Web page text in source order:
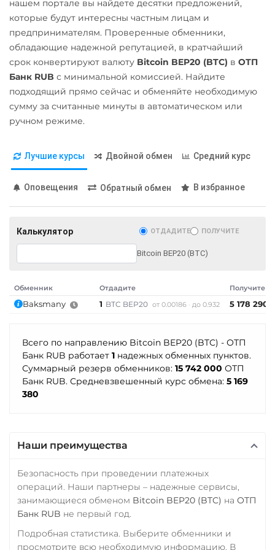
CRO
RONIN
Zcash (ZEC)
Pol (ex-MATIC)
POL
Qtum
Ravencoin (RVN)
Ripple (XRP)
Solana (SOL)
Tether (USDT)
SOL
CRONOS
ARB
AVAXC
OP
TON NEAR APT
ERC20 TRC20
BEP20
ВТБ Банк RUB
Газпромбанк RUB
Евразийский Банк KZT
ЕРИП Расчет BYN
Карта Unionpay CNY
Любой банк
KZT
CNY THB
BYN
CAD
HKD PLN
INR
NZD
KRW
RON
Ощадбанк UAH
Почта Банк RUB
Промсвязьбанк RUB
Райффайзен
RUB UAH
Росбанк RUB
нашем портале вы найдете десятки предложений,
которые будут интересны частным лицам и
предпринимателям. Проверенные обменники,
обладающие надежной репутацией, в кратчайший
срок конвертируют валюту Bitcoin BEP20 (BTC) в ОТП
Банк RUB с минимальной комиссией. Найдите
подходящий прямо сейчас и обменяйте необходимую
сумму за считанные минуты в автоматическом или
ручном режиме.
Лучшие курсы Двойной обмен Средний курс
Оповещения Обратный обмен В избранное
Калькулятор ОТДАДИТЕ ПОЛУЧИТЕ
Bitcoin BEP20 (BTC)
Обменник Отдадите Получите
Baksmany 1 BTC BEP20 от 0.00186 до 0.932 5 178 290
Всего по направлению Bitcoin BEP20 (BTC) - ОТП
Банк RUB работает 1 надежных обменных пунктов.
Суммарный резерв обменников: 15 742 000 ОТП
Банк RUB. Средневзвешенный курс обмена: 5 169
380
Наши преимущества
Безопасность при проведении платежных
операций. Наши партнеры – надежные сервисы,
занимающиеся обменом Bitcoin BEP20 (BTC) на ОТП
Банк RUB не первый год.
Подробная статистика. Выберите обменники и
просмотрите всю необходимую информацию. В